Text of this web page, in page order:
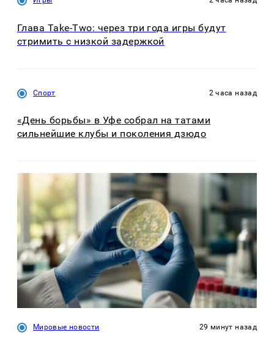
Глава Take-Two: через три года игры будут
стримить с низкой задержкой
Спорт 2 часа назад
«День борьбы» в Уфе собрал на татами
сильнейшие клубы и поколения дзюдо
Мировые новости 29 минут назад